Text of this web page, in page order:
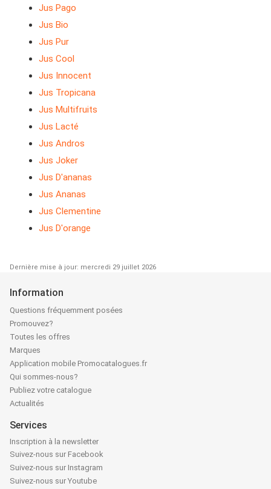
Jus Pago
Jus Bio
Jus Pur
Jus Cool
Jus Innocent
Jus Tropicana
Jus Multifruits
Jus Lacté
Jus Andros
Jus Joker
Jus D'ananas
Jus Ananas
Jus Clementine
Jus D'orange
Dernière mise à jour: mercredi 29 juillet 2026
Information
Questions fréquemment posées
Promouvez?
Toutes les offres
Marques
Application mobile Promocatalogues.fr
Qui sommes-nous?
Publiez votre catalogue
Actualités
Services
Inscription à la newsletter
Suivez-nous sur Facebook
Suivez-nous sur Instagram
Suivez-nous sur Youtube